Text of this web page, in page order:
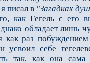
писал в "Загадках
Гегель с его
обладает лишь
как раз
усвоил себе
так, как она